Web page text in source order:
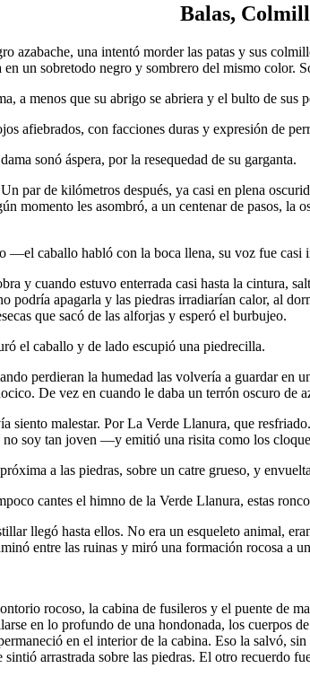
Balas,
azabache, una intentó morder las patas y sus
un sobretodo negro y sombrero del mismo color.
a menos que su abrigo se abriera y el bulto de sus
afiebrados, con facciones duras y expresión de
sonó áspera, por la resequedad de su garganta.
par de kilómetros después, ya casi en plena
momento les asombró, a un centenar de pasos, la
caballo habló con la boca llena, su voz fue casi
y cuando estuvo enterrada casi hasta la cintura,
podría apagarla y las piedras irradiarían calor, al
que sacó de las alforjas y esperó el burbujeo.
el caballo y de lado escupió una piedrecilla.
perdieran la humedad las volvería a guardar en
De vez en cuando le daba un terrón oscuro de
malestar. Por La Verde Llanura, que
no soy tan joven —y emitió una risita como los
a las piedras, sobre un catre grueso, y
cantes el himno de la Verde Llanura, estas
llegó hasta ellos. No era un esqueleto animal,
entre las ruinas y miró una formación rocosa a
rocoso, la cabina de fusileros y el puente de
en lo profundo de una hondonada, los cuerpos
en el interior de la cabina. Eso la salvó,
arrastrada sobre las piedras. El otro recuerdo